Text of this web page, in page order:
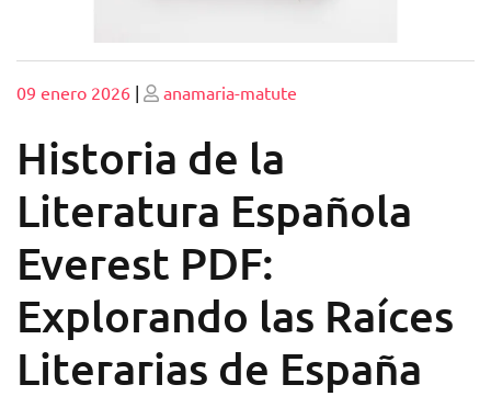
Publicado
09 enero 2026 | Publicado
anamaria-matute
Historia de la
Literatura Española
Everest PDF:
Explorando las Raíces
Literarias de España